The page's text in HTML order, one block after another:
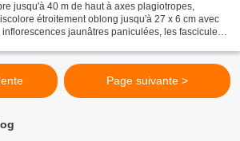
jusqu'à 40 m de haut à axes plagiotropes,
étroitement oblong jusqu'à 27 x 6 cm avec
jaunâtres paniculées, les fascicules
Page suivante >